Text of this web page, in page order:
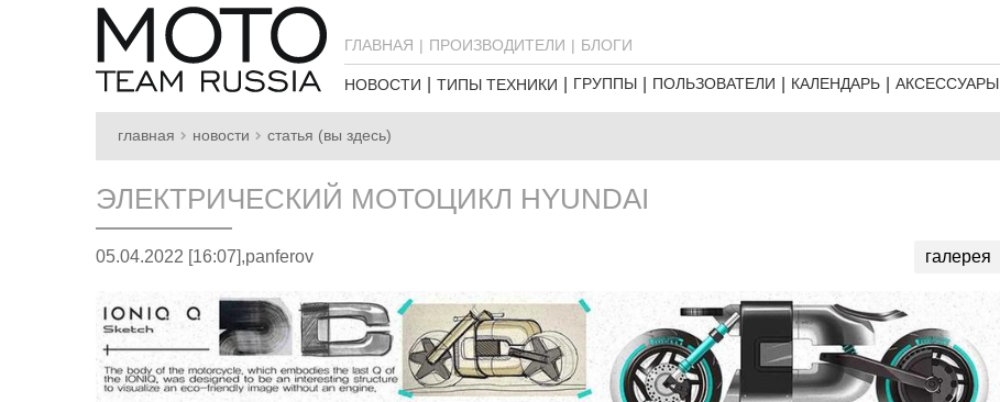
ГЛАВНАЯ ПРОИЗВОДИТЕЛИ БЛОГИ
НОВОСТИ ТИПЫ ТЕХНИКИ ГРУППЫ ПОЛЬЗОВАТЕЛИ КАЛЕНДАРЬ АКСЕССУАРЫ
главная новости статья (вы здесь)
ЭЛЕКТРИЧЕСКИЙ МОТОЦИКЛ HYUNDAI
05.04.2022 [16:07],panferov галерея